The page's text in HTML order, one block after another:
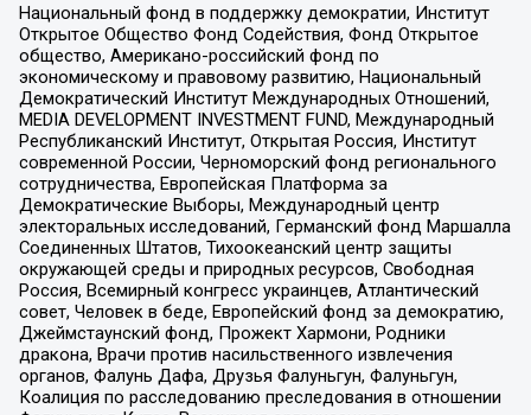
Национальный фонд в поддержку демократии, Институт
Открытое Общество Фонд Содействия, Фонд Открытое
общество, Американо-российский фонд по
экономическому и правовому развитию, Национальный
Демократический Институт Международных Отношений,
MEDIA DEVELOPMENT INVESTMENT FUND, Международный
Республиканский Институт, Открытая Россия, Институт
современной России, Черноморский фонд регионального
сотрудничества, Европейская Платформа за
Демократические Выборы, Международный центр
электоральных исследований, Германский фонд Маршалла
Соединенных Штатов, Тихоокеанский центр защиты
окружающей среды и природных ресурсов, Свободная
Россия, Всемирный конгресс украинцев, Атлантический
совет, Человек в беде, Европейский фонд за демократию,
Джеймстаунский фонд, Прожект Хармони, Родники
дракона, Врачи против насильственного извлечения
органов, Фалунь Дафа, Друзья Фалуньгун, Фалуньгун,
Коалиция по расследованию преследования в отношении